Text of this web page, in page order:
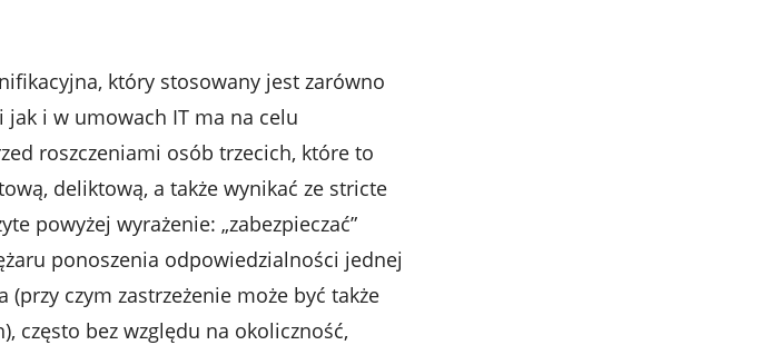
który stosowany jest zarówno
jak i w umowach IT ma na celu
roszczeniami osób trzecich, które to
deliktową, a także wynikać ze stricte
powyżej wyrażenie: „zabezpieczać”
ponoszenia odpowiedzialności jednej
czym zastrzeżenie może być także
często bez względu na okoliczność,